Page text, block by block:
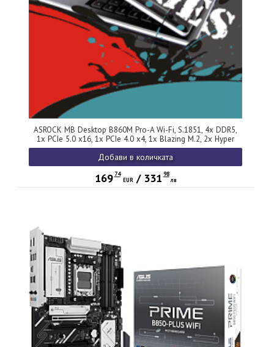
ASROCK MB Desktop B860M Pro-A Wi-Fi, S.1851, 4x DDR5,
1x PCIe 5.0 x16, 1x PCIe 4.0 x4, 1x Blazing M.2, 2x Hyper
M.2, 4x SATA3, 2x USB-C, 5x USB 3.2, 6x USB 2.0, 1x RJ-45
2.5GB Lan, 802.11axe Wi-Fi 6E, BT 5.3 1x HDMI, 1x DP 1.4,
mATX
Добави в количката
169 74
EUR/ 331 98
лв